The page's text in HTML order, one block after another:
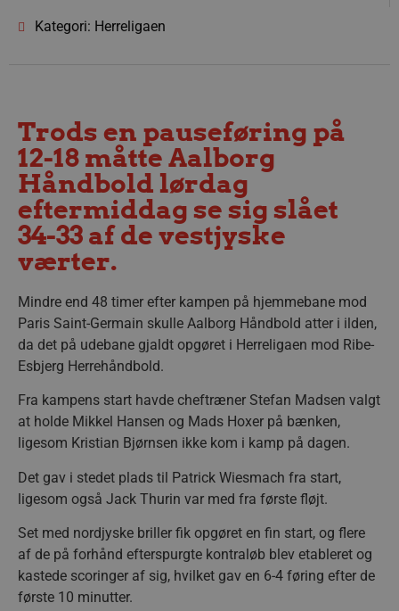
Kategori: Herreligaen
Trods en pauseføring på
12-18 måtte Aalborg
Håndbold lørdag
eftermiddag se sig slået
34-33 af de vestjyske
værter.
Mindre end 48 timer efter kampen på hjemmebane mod
Paris Saint-Germain skulle Aalborg Håndbold atter i ilden,
da det på udebane gjaldt opgøret i Herreligaen mod Ribe-
Esbjerg Herrehåndbold.
Fra kampens start havde cheftræner Stefan Madsen valgt
at holde Mikkel Hansen og Mads Hoxer på bænken,
ligesom Kristian Bjørnsen ikke kom i kamp på dagen.
Det gav i stedet plads til Patrick Wiesmach fra start,
ligesom også Jack Thurin var med fra første fløjt.
Set med nordjyske briller fik opgøret en fin start, og flere
af de på forhånd efterspurgte kontraløb blev etableret og
kastede scoringer af sig, hvilket gav en 6-4 føring efter de
første 10 minutter.